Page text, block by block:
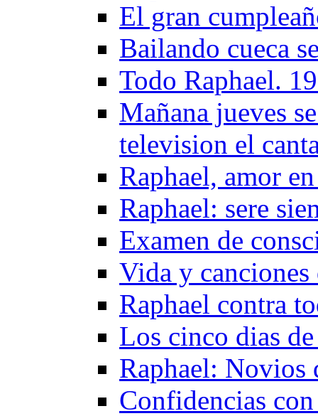
El gran
Bailando cueca
Todo Raphael.
Mañana jueves
television el
Raphael, amor
Raphael: sere
Examen de
Vida y canciones
Raphael contra
Los cinco dias
Raphael: Novios
Confidencias